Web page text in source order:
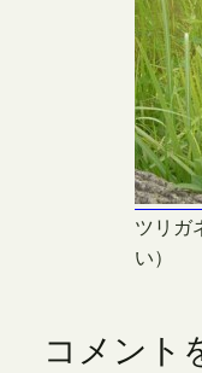
ツリガ
い）
コメント